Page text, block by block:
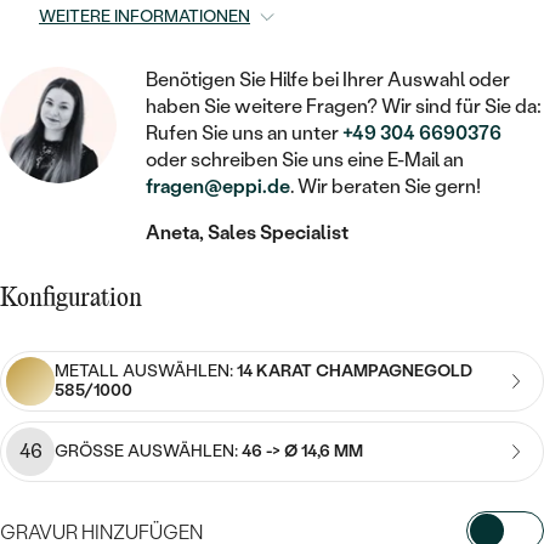
MIT FÜLLUNG
NACH PREIS
GÜNSTIG
LAB GROWN DIAMANTEN ZUM
EINFASSEN
FARBIGE DIAMANTEN ZUM EINFASSEN
NACH EDELSTEIN
MIT LAB GROWN DIAMANT
MIT MOISSANIT
MIT FARBIGEN DIAMANTEN
MIT SCHWARZEN DIAMANTEN
BROSCHEN
SCHMUCKZUBEHÖR
NACH MATERIAL
GOLD
SILBER
PLATIN
NACH STEIN
DIAMANTSCHMUCK
KINDER
PIERCINGS
NACH STEIN
MIT DIAMANT
NACH PREIS
PREISWERTE
KETTEN
HERZKETTEN
NACH EDELSTEIN
MIT DIAMANT
MIT EDELSTEIN
PERLENKETTEN
NACH PREIS
PERSONALISIERT
NACH EDELSTEIN
MIT DIAMANT
MIT EDELSTEIN
PERLENRINGE
NACH PREIS
WEITERE INFORMATIONEN
Benötigen Sie Hilfe bei Ihrer Auswahl oder
haben Sie weitere Fragen? Wir sind für Sie da:
Rufen Sie uns an unter+49 304 6690376
oder schreiben Sie uns eine E-Mail an
fragen@eppi.de. Wir beraten Sie gern!
Aneta, Sales Specialist
Konfiguration
METALL AUSWÄHLEN:14 KARAT CHAMPAGNEGOLD
585/1000
46 GRÖSSE AUSWÄHLEN:46 -> Ø 14,6 MM
GRAVUR HINZUFÜGEN